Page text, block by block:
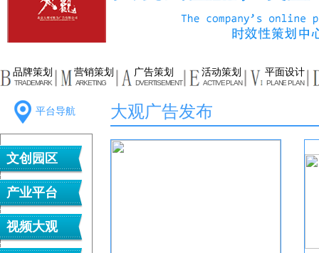
品牌策划
TRADEMARK
营销策划
ARKETING
广告策划
DVERTISEMENT
活动策划
ACTIVE PLAN
平面设计
PLANE PLAN
平台导航
文创园区
产业平台
视频大观
大观广告发布